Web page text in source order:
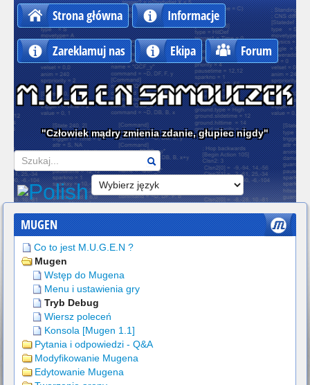
Strona główna Informacje
Zareklamuj nas Ekipa Forum
"Człowiek mądry zmienia zdanie, głupiec nigdy"
Szukaj
MUGEN
Co to jest M.U.G.E.N ?
Mugen
Wstęp do Mugena
Menu i ustawienia gry
Tryb Debug
Wiersz poleceń
Konsola [Mugen 1.1]
Pytania i odpowiedzi - Q&A
Modyfikowanie Mugena
Edytowanie Mugena